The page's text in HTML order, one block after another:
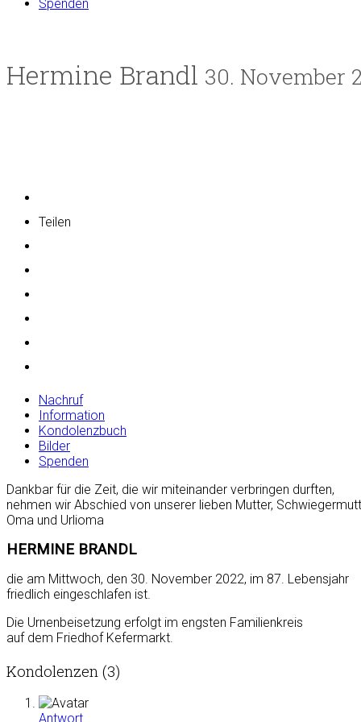
Spenden
Hermine Brandl 30. November
Teilen
Nachruf
Information
Kondolenzbuch
Bilder
Spenden
Dankbar für die Zeit, die wir miteinander verbringen durften,
nehmen wir Abschied von unserer lieben Mutter,
Oma und Urlioma
HERMINE BRANDL
die am Mittwoch, den 30. November 2022, im 87. Lebensjahr
friedlich eingeschlafen ist.
Die Urnenbeisetzung erfolgt im engsten Familienkreis
auf dem Friedhof Kefermarkt.
Kondolenzen (3)
Antwort